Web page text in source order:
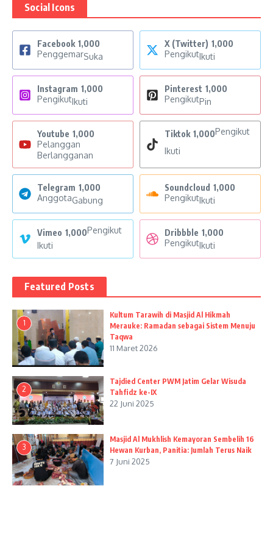
Social Icons
Facebook 1,000
PenggemarSuka
X (Twitter) 1,000
PengikutIkuti
Instagram 1,000
PengikutIkuti
Pinterest 1,000
PengikutPin
Youtube 1,000
Pelanggan
Berlangganan
Tiktok 1,000Pengikut
Ikuti
Telegram 1,000
AnggotaGabung
Soundcloud 1,000
PengikutIkuti
Vimeo 1,000Pengikut
Ikuti
Dribbble 1,000
PengikutIkuti
Featured Posts
1
Kultum Tarawih di Masjid Al Hikmah
Merauke: Ramadan sebagai Sistem Menuju
Taqwa
11 Maret 2026
2
Tajdied Center PWM Jatim Gelar Wisuda
Tahfidz ke-IX
22 Juni 2025
3
Masjid Al Mukhlish Kemayoran Sembelih 16
Hewan Kurban, Panitia: Jumlah Terus Naik
7 Juni 2025